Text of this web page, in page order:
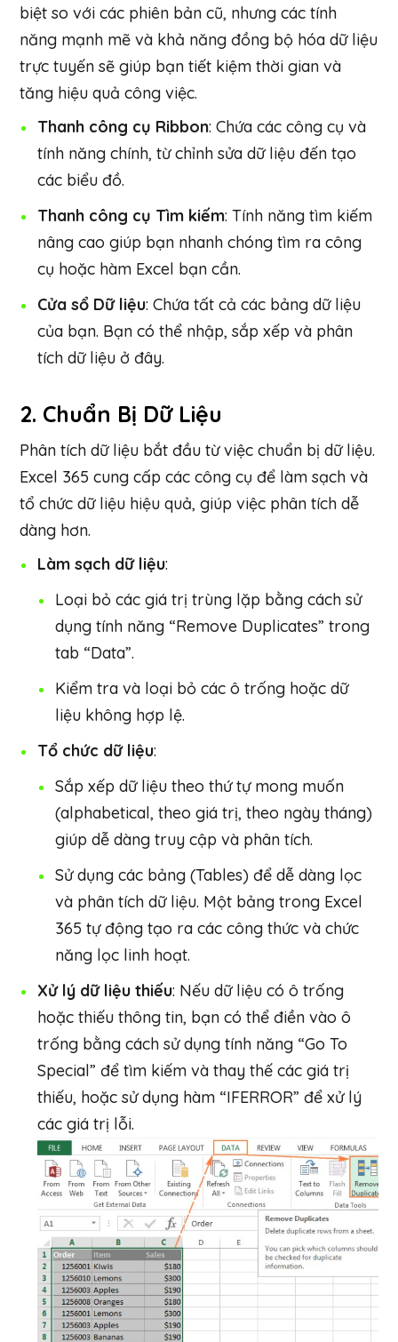
biệt so với các phiên bản cũ, nhưng các tính
năng mạnh mẽ và khả năng đồng bộ hóa dữ liệu
trực tuyến sẽ giúp bạn tiết kiệm thời gian và
tăng hiệu quả công việc.
Thanh công cụ Ribbon: Chứa các công cụ và
tính năng chính, từ chỉnh sửa dữ liệu đến tạo
các biểu đồ.
Thanh công cụ Tìm kiếm: Tính năng tìm kiếm
nâng cao giúp bạn nhanh chóng tìm ra công
cụ hoặc hàm Excel bạn cần.
Cửa sổ Dữ liệu: Chứa tất cả các bảng dữ liệu
của bạn. Bạn có thể nhập, sắp xếp và phân
tích dữ liệu ở đây.
2. Chuẩn Bị Dữ Liệu
Phân tích dữ liệu bắt đầu từ việc chuẩn bị dữ liệu.
Excel 365 cung cấp các công cụ để làm sạch và
tổ chức dữ liệu hiệu quả, giúp việc phân tích dễ
dàng hơn.
Làm sạch dữ liệu:
Loại bỏ các giá trị trùng lặp bằng cách sử
dụng tính năng “Remove Duplicates” trong
tab “Data”.
Kiểm tra và loại bỏ các ô trống hoặc dữ
liệu không hợp lệ.
Tổ chức dữ liệu:
Sắp xếp dữ liệu theo thứ tự mong muốn
(alphabetical, theo giá trị, theo ngày tháng)
giúp dễ dàng truy cập và phân tích.
Sử dụng các bảng (Tables) để dễ dàng lọc
và phân tích dữ liệu. Một bảng trong Excel
365 tự động tạo ra các công thức và chức
năng lọc linh hoạt.
Xử lý dữ liệu thiếu: Nếu dữ liệu có ô trống
hoặc thiếu thông tin, bạn có thể điền vào ô
trống bằng cách sử dụng tính năng “Go To
Special” để tìm kiếm và thay thế các giá trị
thiếu, hoặc sử dụng hàm “IFERROR” để xử lý
các giá trị lỗi.